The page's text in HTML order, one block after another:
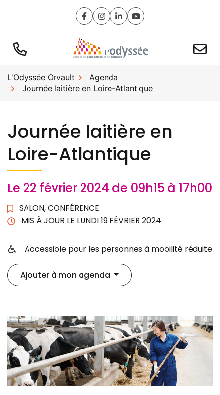
Lien vers le compte Facebook
Lien vers le compte Instagram
Lien vers le compte
Lien vers la chaîne
L'Odyssée Orvault
Agenda
Journée laitière en Loire-Atlantique
Journée laitière en
Loire-Atlantique
Le 22 février 2024 de 09h15 à 17h00
SALON, CONFÉRENCE
MIS À JOUR LE LUNDI 19 FÉVRIER 2024
Accessible pour les personnes à mobilité réduite
Ajouter à mon agenda